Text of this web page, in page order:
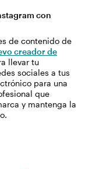
con
de contenido de
creador de
llevar tu
sociales a tus
para una
que
y mantenga la